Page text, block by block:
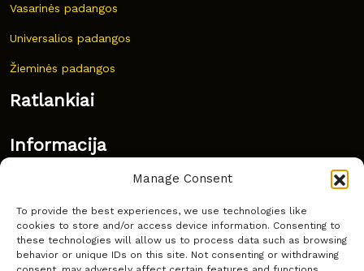
Manage Consent
To provide the best experiences, we use technologies like
cookies to store and/or access device information. Consenting to
these technologies will allow us to process data such as browsing
behavior or unique IDs on this site. Not consenting or withdrawing
Vasarinės padangos
Universalios padangos
Žieminės padangos
Ratlankiai
Informacija
Dažnai užduodami klausimai
Kur nusipirkti?